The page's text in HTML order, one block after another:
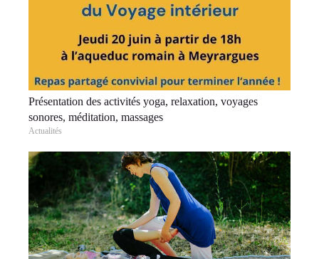
Présentation des activités yoga, relaxation, voyages
sonores, méditation, massages
Actualités